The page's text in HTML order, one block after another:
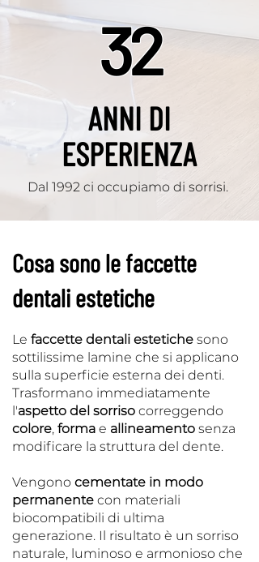
32
ANNI DI
ESPERIENZA
Dal 1992 ci occupiamo di sorrisi.
Cosa sono le faccette
dentali estetiche
Le faccette dentali estetiche sono
sottilissime lamine che si applicano
sulla superficie esterna dei denti.
Trasformano immediatamente
l'aspetto del sorriso correggendo
colore, forma e allineamento senza
modificare la struttura del dente.
Vengono cementate in modo
permanente con materiali
biocompatibili di ultima
generazione. Il risultato è un sorriso
naturale, luminoso e armonioso che